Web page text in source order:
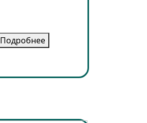
Подробнее